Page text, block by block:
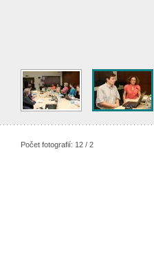
Počet fotografií: 12 / 2